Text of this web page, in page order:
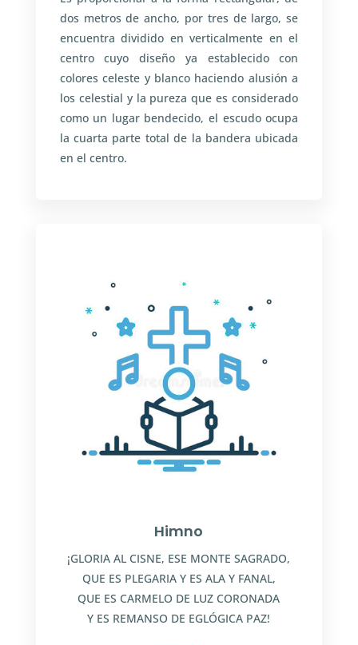
dos metros de ancho, por tres de largo, se
encuentra dividido en verticalmente en el
centro cuyo diseño ya establecido con
colores celeste y blanco haciendo alusión a
los celestial y la pureza que es considerado
como un lugar bendecido, el escudo ocupa
la cuarta parte total de la bandera ubicada
en el centro.
Himno
¡GLORIA AL CISNE, ESE MONTE SAGRADO,
QUE ES PLEGARIA Y ES ALA Y FANAL,
QUE ES CARMELO DE LUZ CORONADA
Y ES REMANSO DE EGLÓGICA PAZ!